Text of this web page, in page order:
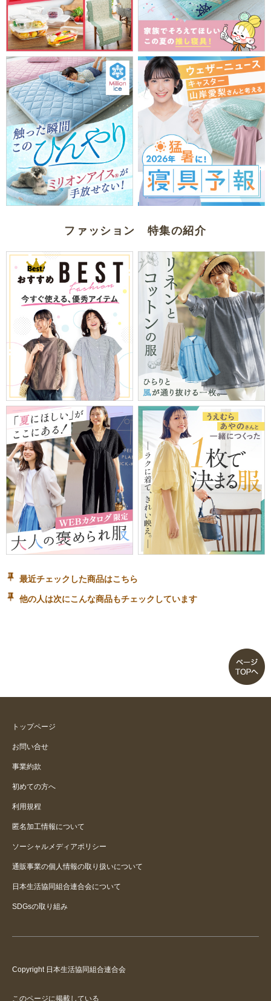
ファッション 特集の紹介
最近チェックした商品はこちら
他の人は次にこんな商品もチェックしています
トップページ
お問い合せ
事業約款
初めての方へ
利用規程
匿名加工情報について
ソーシャルメディアポリシー
通販事業の個人情報の取り扱いについて
日本生活協同組合連合会について
SDGsの取り組み
Copyright 日本生活協同組合連合会
このページに掲載している